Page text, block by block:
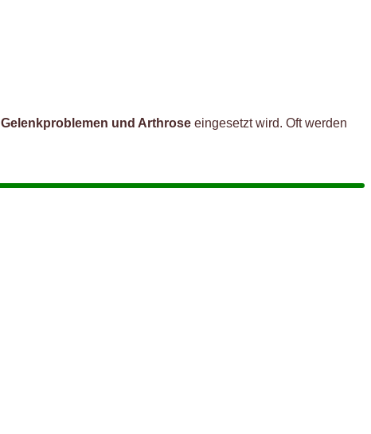
Gelenkproblemen und Arthrose eingesetzt wird. Oft werden